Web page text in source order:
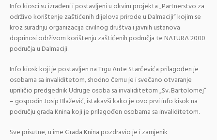
Info kiosci su izrađeni i postavljeni u okviru projekta „Partnerstvo za
održivo korištenje zaštićenih dijelova prirode u Dalmaciji“ kojim se
kroz suradnju organizacija civilnog društva i javnih ustanova
doprinosi održivom korištenju zaštićenih područja te NATURA 2000
područja u Dalmaciji.
Info kiosk koji je postavljen na Trgu Ante Starčevića prilagođen je
osobama sa invaliditetom, shodno čemu je i svečano otvaranje
upriličio predsjednik Udruge osoba sa invaliditetom „Sv. Bartolomej“
– gospodin Josip Blažević, istakavši kako je ovo prvi info kisok na
području grada Knina koji je prilagođen osobama sa invaliditetom.
Sve prisutne, u ime Grada Knina pozdravio je i zamjenik